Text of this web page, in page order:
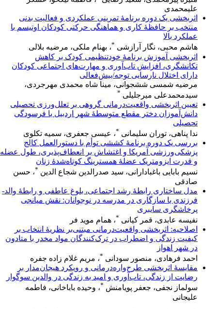
علیمحمدی
اثربخشی یک دوره برنامۀ تمرینی عملکردی و فعالیت بدنی
منتخب بر حافظۀ کاری و هماهنگی حرکتی کودکان اوتیسم با
عملکرد بالا
هاشم محبی، نگار آرازشی * ، بهنام ملکی، مرضیه بلالی
اثربخشی آموزش برنامهٔ خودتنظیمی کودک بر کاهش
تکانشگری، افزایش تاب‌آوری و مهارت‌های اجتماعی کودکان
دارای اختلال نارسایی توجه/بیش‌فعالی
مرضیه شمسی ششجوانی، مینا شاه محمدی مهرجردی،
سیدمحمدعلی میرجلیلی *
تعیین اثربخشی واقعیت‌درمانی گروهی بر تعلل‌ورزی تحصیلی
دانش‌آموزان دختر مقطع متوسطۀ شهر اردبیل با فرسودگی
تحصیلی
ندا پناهی، توران سلیمانی *، عیسی جعفری، سمیه تکلوی
بررسی یک دوره برنامهٔ کششی توأم با دستورالعمل کالج
پزشکی‌ورزشی آمریکا و اغتشاش بر انعطاف‌پذیری، طول عضله
و قدرت ایزومتریک عضلهٔ همسترینگ کوتاه‌شدهٔ زنان
نسیم بابایی باغبادارانی، سید صدرالدین شجاع الدین * ، حسن
صادقی
مدل ساختاری رابطهٔ رشد اجتماعی، بلوغ عاطفی و رابطهٔ والد-
فرزندی با سازگاری در مدرسه در نوجوانان: نقش میانجی
پرخاشگری سایبری
نفیسه عابدی، قمر کیانی *، همام موید فر
اصلاحیه: اثربخشی واقعیت‌درمانی مبتنی‌بر نظریهٔ انتخاب بر
کیفیت زندگی و اضطراب در ترک‌‌کنندگان مواد مخدر با متادون
در شهر اهواز
احمد فرهادی، منصور سودانی *، مریم غلام زاده جفره
مقایسهٔ اثربخشی طرح‌واره‌درمانی و رویکرد هیجان‌مدار بر
رضایت از زندگی، تاب‌آوری و امید به زندگی در والدین سوگوار
سولماز نجفی، جعفر پویامنش * ، وحیده باباخانی، فاطمه
علیجانی